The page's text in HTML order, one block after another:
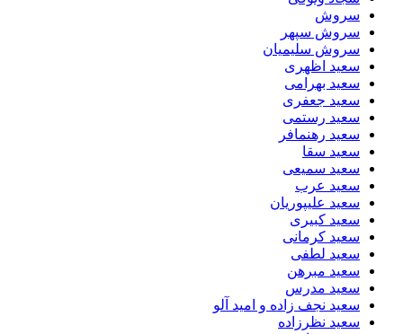
سروش
سروش سپهر
سروش سلیمیان
سعید اظهری
سعید بهرامی
سعید جعفری
سعید رستمی
سعید رهنمافر
سعید سقا
سعید سمیعی
سعید عرب
سعید علیپوریان
سعید کبیری
سعید کرمانی
سعید لطفی
سعید مبرهن
سعید مدرس
سعید نجف زاده و امید آلو
سعید نظرزاده